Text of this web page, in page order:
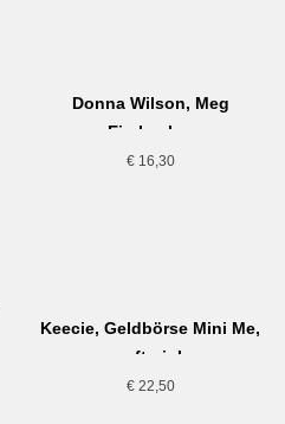
Donna Wilson, Meg
Eierbecher
€16,30
Keecie, Geldbörse Mini Me,
soft pink
€22,50